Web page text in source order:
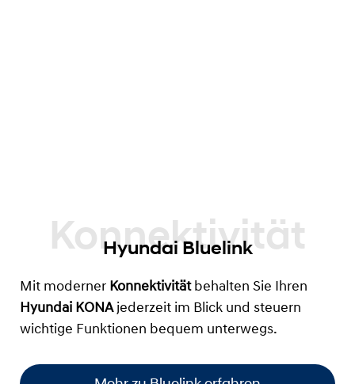
Hyundai Bluelink
Mit moderner Konnektivitätbehalten Sie Ihren
Hyundai KONA jederzeit im Blick und steuern
wichtige Funktionen bequem unterwegs.